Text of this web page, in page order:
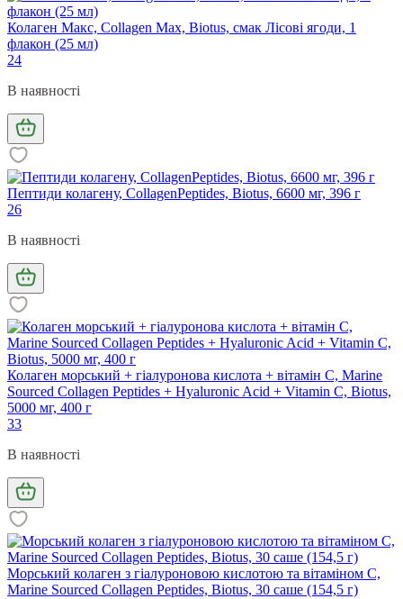
Колаген Макс, Collagen Max, Biotus, смак Лісові ягоди, 1
флакон (25 мл)
24
В наявності
Пептиди колагену, CollagenPeptides, Biotus, 6600 мг, 396 г
26
В наявності
Колаген морський + гіалуронова кислота + вітамін С, Marine
Sourced Collagen Peptidеs + Hyaluronic Acid + Vitamin C, Biotus,
5000 мг, 400 г
33
В наявності
Морський колаген з гіалуроновою кислотою та вітаміном С,
Marine Sourced Collagen Peptidеs, Biotus, 30 саше (154,5 г)